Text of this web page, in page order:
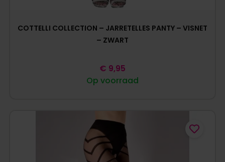
COTTELLI COLLECTION – JARRETELLES PANTY – VISNET
– ZWART
Op voorraad
€ 9,95